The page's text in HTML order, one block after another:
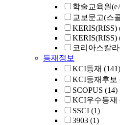
학술교육원
교보문고(스
KERIS(RISS)
KERIS(RISS)
코리아스칼
등재정보
KCI등재 (141)
KCI등재후보
SCOPUS (14)
KCI우수등재
SSCI (1)
3903 (1)